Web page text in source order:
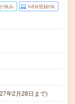
休み WEB登録OK
年2月28日まで)